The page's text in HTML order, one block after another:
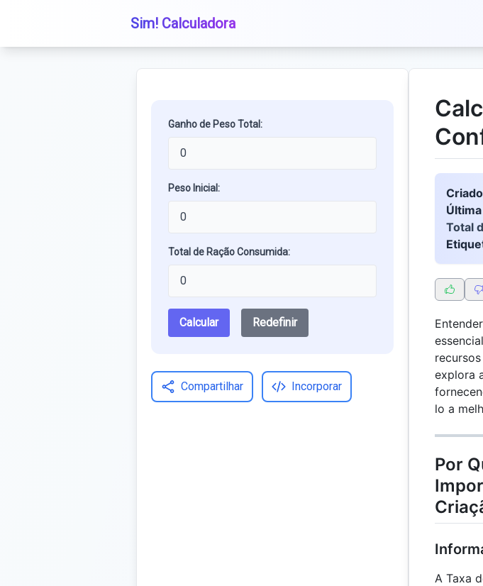
Sim! Calculadora
Ganho de Peso Total:
Peso Inicial:
Total de Ração Consumida:
Calcular Redefinir
Compartilhar Incorporar
Total
explora
lo a
Por
A Taxa